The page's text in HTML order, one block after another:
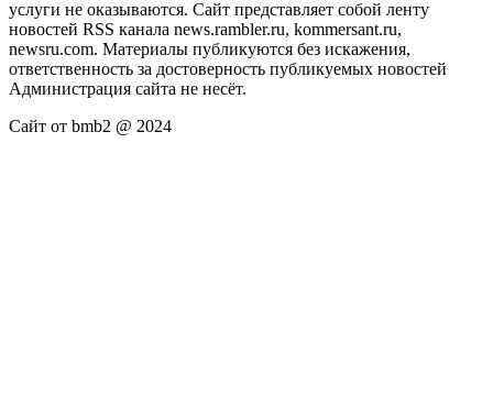
услуги не оказываются. Сайт представляет собой ленту
новостей RSS канала news.rambler.ru, kommersant.ru,
newsru.com. Материалы публикуются без искажения,
ответственность за достоверность публикуемых новостей
Администрация сайта не несёт.
Сайт от bmb2 @ 2024